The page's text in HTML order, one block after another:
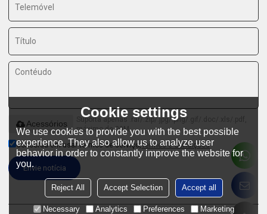
Suporta apenas .rar/.zip/.jpg/.png/.gif/.doc/.xls/.pdf,
máximo de 20M
Acessórios
Concorda em usar termos de serviço,Termos e Condições
Envie notícia
Cookie settings
We use cookies to provide you with the best possible
experience. They also allow us to analyze user
behavior in order to constantly improve the website for
you.
Reject All Accept Selection Accept all
Necessary Analytics Preferences Marketing